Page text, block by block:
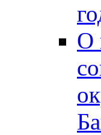
О